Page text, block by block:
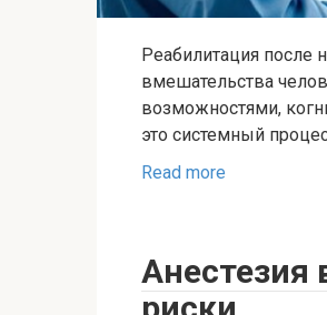
Реабилитация после
вмешательства
возможностями,
это системный
Read more
Анестезия